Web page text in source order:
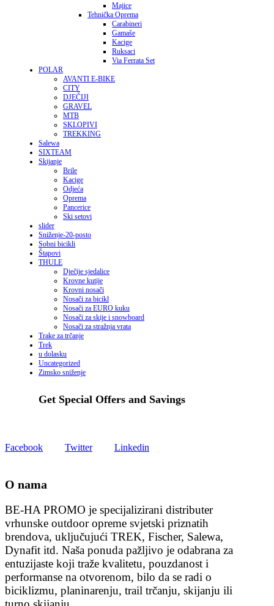
Majice
Tehnička Oprema
Carabineri
Gamaše
Kacige
Ruksaci
Via Ferrata Set
POLAR
AVANTI E-BIKE
CITY
DJEČIJI
GRAVEL
MTB
SKLOPIVI
TREKKING
Salewa
SIXTEAM
Skijanje
Brile
Kacige
Odjeća
Oprema
Pancerice
Ski setovi
slider
Sniženje-20-posto
Sobni bicikli
Štapovi
THULE
Dječije sjedalice
Krovne kutije
Krovni nosači
Nosači za bicikl
Nosači za EURO kuku
Nosači za skije i snowboard
Nosači za stražnja vrata
Trake za trčanje
Trek
u dolasku
Uncategorized
Zimsko sniženje
Get Special Offers and Savings
Facebook Twitter Linkedin
O nama
BE-HA PROMO je specijalizirani distributer
vrhunske outdoor opreme svjetski priznatih
brendova, uključujući TREK, Fischer, Salewa,
Dynafit itd. Naša ponuda pažljivo je odabrana za
entuzijaste koji traže kvalitetu, pouzdanost i
performanse na otvorenom, bilo da se radi o
biciklizmu, planinarenju, trail trčanju, skijanju ili